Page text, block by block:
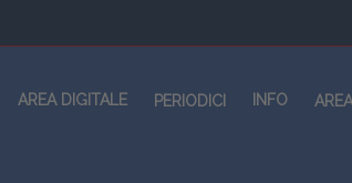
AREA DIGITALE PERIODICI INFO